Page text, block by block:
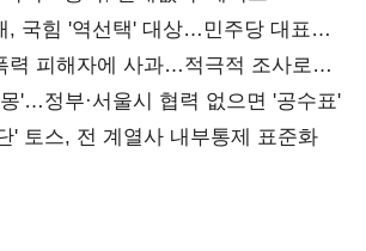
, 국힘 '역선택' 대상…민주당 대표로
력 피해자에 사과…적극적 조사로
'…정부·서울시 협력 없으면 '공수표'
' 토스, 전 계열사 내부통제 표준화